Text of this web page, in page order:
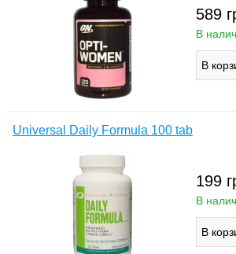
589
В
Universal Daily Formula 100 tab
199
В